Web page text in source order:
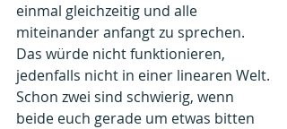
einmal gleichzeitig und alle
miteinander anfangt zu sprechen.
Das würde nicht funktionieren,
jedenfalls nicht in einer linearen Welt.
Schon zwei sind schwierig, wenn
beide euch gerade um etwas bitten